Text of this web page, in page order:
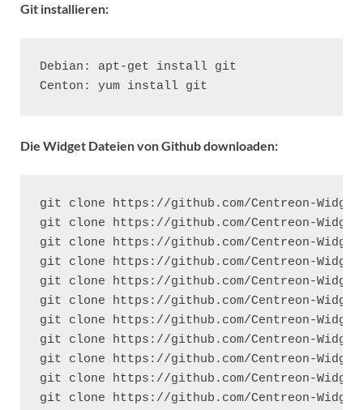
Git installieren:
Debian: apt-get install git
Centon: yum install git
Die Widget Dateien von Github downloaden:
git clone https://github.com/Centreon-
git clone https://github.com/Centreon-
git clone https://github.com/Centreon-
git clone https://github.com/Centreon-
git clone https://github.com/Centreon-
git clone https://github.com/Centreon-
git clone https://github.com/Centreon-
git clone https://github.com/Centreon-
git clone https://github.com/Centreon-
git clone https://github.com/Centreon-
git clone https://github.com/Centreon-